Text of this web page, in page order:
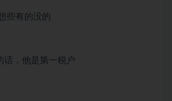
些有的没的
话，他是第一税户